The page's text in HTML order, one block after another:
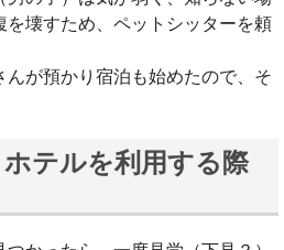
を壊すため、ペットシッターを頼
が預かり宿泊も始めたので、そ
テルを利用する際